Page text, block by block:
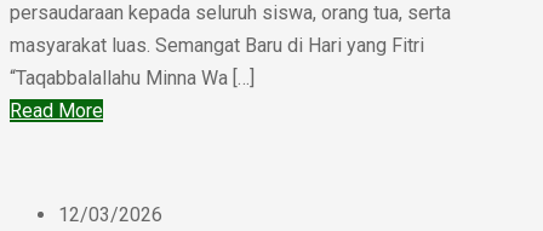
persaudaraan kepada seluruh siswa, orang tua, serta
masyarakat luas. Semangat Baru di Hari yang Fitri
“Taqabbalallahu Minna Wa […]
Read More
12/03/2026